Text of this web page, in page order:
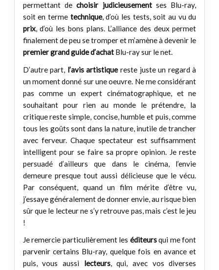
permettant dechoisir judicieusementses Blu-ray,
soit en terme technique, d’où les tests, soit au vu du
prix, d’où les bons plans. L’alliance des deux permet
finalement de peu se tromper et m’amène à devenir le
premier grand guide d’achatBlu-ray sur le net.
D’autre part, l’avis artistiquereste juste un regard à
un moment donné sur une oeuvre. Ne me considérant
pas comme un expert cinématographique, et ne
souhaitant pour rien au monde le prétendre, la
critique reste simple, concise, humble et puis, comme
tous les goûts sont dans la nature, inutile de trancher
avec ferveur. Chaque spectateur est suffisamment
intelligent pour se faire sa propre opinion. Je reste
persuadé d’ailleurs que dans le cinéma, l’envie
demeure presque tout aussi délicieuse que le vécu.
Par conséquent, quand un film mérite d’être vu,
j’essaye généralement de donner envie, au risque bien
sûr que le lecteur ne s’y retrouve pas, mais c’est le jeu
!
Je remercie particulièrement les éditeursqui me font
parvenir certains Blu-ray, quelque fois en avance et
puis, vous aussi lecteurs, qui, avec vos diverses